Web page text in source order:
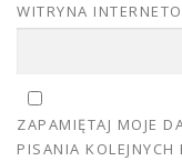
WITRYNA
ZAPAMIĘTAJ MOJE
PISANIA KOLEJNYCH